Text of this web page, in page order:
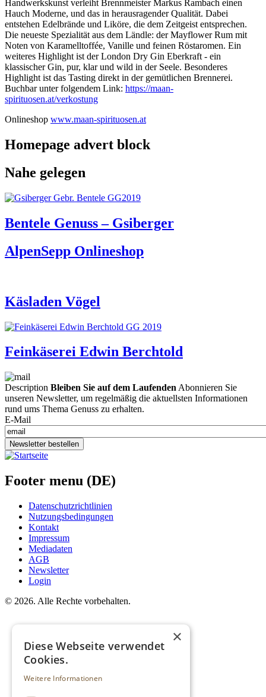
Handwerkskunst verleiht Brennmeister Markus Rambach einen
Hauch Moderne, und das in herausragender Qualität. Dabei
entstehen Edelbrände und Liköre, die dem Zeitgeist entsprechen.
Die neueste Spezialität aus dem Ländle: der Mayflower Rum mit
Noten von Karamelltoffée, Vanille und feinen Röstaromen. Ein
weiteres Highlight ist der London Dry Gin Eberkraft - ein
klassischer Gin, pur, klar und wild in der Seele. Besonderes
Highlight ist das Tasting direkt in der gemütlichen Brennerei.
Buchbar unter folgendem Link: https://maan-
spirituosen.at/verkostung
Onlineshop www.maan-spirituosen.at
Homepage advert block
Nahe gelegen
Bentele Genuss – Gsiberger
AlpenSepp Onlineshop
Käsladen Vögel
Feinkäserei Edwin Berchtold
Description Bleiben Sie auf dem Laufenden Abonnieren Sie
unseren Newsletter, um regelmäßig die aktuellsten Informationen
rund ums Thema Genuss zu erhalten.
E-Mail
Newsletter bestellen
Footer menu (DE)
Datenschutzrichtlinien
Nutzungsbedingungen
Kontakt
Impressum
Mediadaten
AGB
Newsletter
Login
© 2026. Alle Rechte vorbehalten.
×
Diese Webseite verwendet
Cookies.
Weitere Informationen